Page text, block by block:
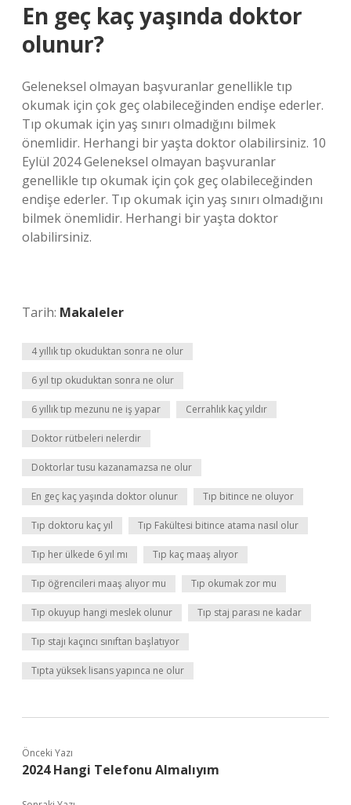
En geç kaç yaşında doktor
olunur?
Geleneksel olmayan başvuranlar genellikle tıp
okumak için çok geç olabileceğinden endişe ederler.
Tıp okumak için yaş sınırı olmadığını bilmek
önemlidir. Herhangi bir yaşta doktor olabilirsiniz. 10
Eylül 2024 Geleneksel olmayan başvuranlar
genellikle tıp okumak için çok geç olabileceğinden
endişe ederler. Tıp okumak için yaş sınırı olmadığını
bilmek önemlidir. Herhangi bir yaşta doktor
olabilirsiniz.
Tarih: Makaleler
4 yıllık tıp okuduktan sonra ne olur
6 yıl tıp okuduktan sonra ne olur
6 yıllık tıp mezunu ne iş yapar Cerrahlık kaç yıldır
Doktor rütbeleri nelerdir
Doktorlar tusu kazanamazsa ne olur
En geç kaç yaşında doktor olunur Tıp bitince ne oluyor
Tıp doktoru kaç yıl Tıp Fakültesi bitince atama nasıl olur
Tıp her ülkede 6 yıl mı Tıp kaç maaş alıyor
Tıp öğrencileri maaş alıyor mu Tıp okumak zor mu
Tıp okuyup hangi meslek olunur Tıp staj parası ne kadar
Tıp stajı kaçıncı sınıftan başlatıyor
Tıpta yüksek lisans yapınca ne olur
Önceki Yazı
2024 Hangi Telefonu Almalıyım